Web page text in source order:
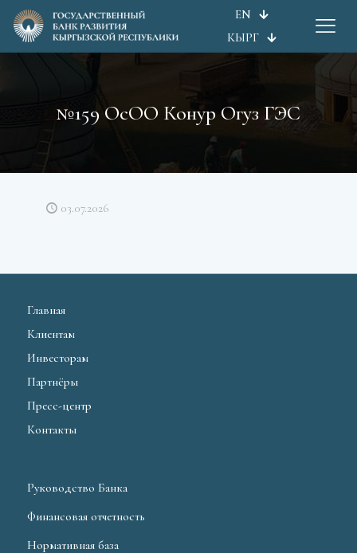
EN
КЫРГ
№159 ОсОО Конур Огуз ГЭС
03.07.2026
Главная
Клиентам
Инвесторам
Партнёры
Пресс-центр
Контакты
Руководство Банка
Финансовая отчетность
Нормативная база